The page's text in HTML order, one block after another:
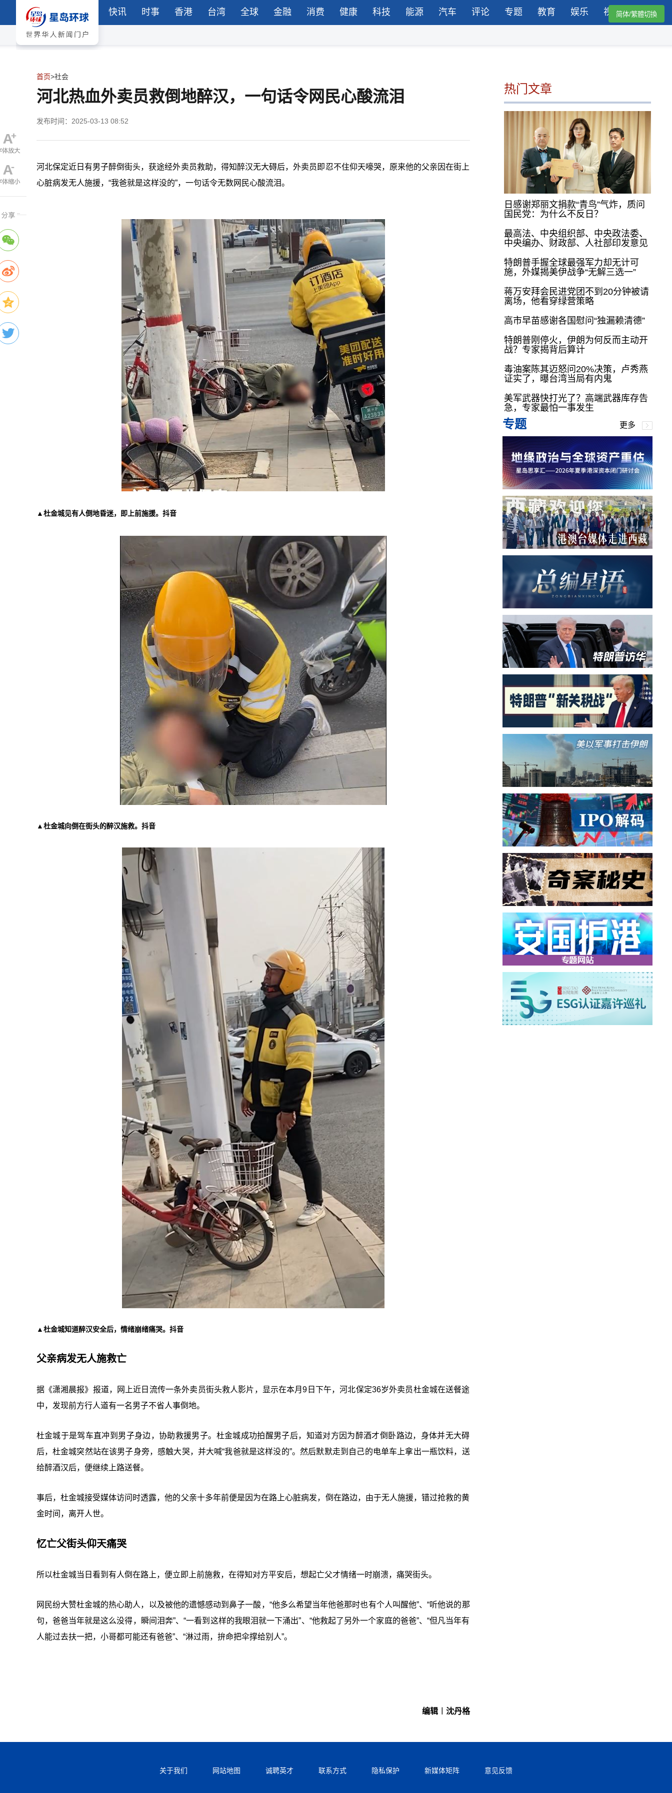
快讯 时事 香港 台湾 全球 金融 消费 健康 科技 能源 汽车 评论 专题 教育 娱乐 视频简体/繁體切換
首页>社会
河北热血外卖员救倒地醉汉，一句话令网民心酸流泪
发布时间：2025-03-13 08:52
河北保定近日有男子醉倒街头，获途经外卖员救助，得知醉汉无大碍后，外卖员即忍不住仰天嚎哭，原来他的父亲因在街上
心脏病发无人施援，“我爸就是这样没的”，一句话令无数网民心酸流泪。
▲杜金城见有人倒地昏迷，即上前施援。抖音
▲杜金城向倒在街头的醉汉施救。抖音
▲杜金城知道醉汉安全后，情绪崩绪痛哭。抖音
父亲病发无人施救亡
据《潇湘晨报》报道，网上近日流传一条外卖员街头救人影片，显示在本月9日下午，河北保定36岁外卖员杜金城在送餐途
中，发现前方行人道有一名男子不省人事倒地。
杜金城于是驾车直冲到男子身边，协助救援男子。杜金城成功拍醒男子后，知道对方因为醉酒才倒卧路边，身体并无大碍
后，杜金城突然站在该男子身旁，感触大哭，并大喊“我爸就是这样没的”。然后默默走到自己的电单车上拿出一瓶饮料，送
给醉酒汉后，便继续上路送餐。
事后，杜金城接受媒体访问时透露，他的父亲十多年前便是因为在路上心脏病发，倒在路边，由于无人施援，错过抢救的黄
金时间，离开人世。
忆亡父街头仰天痛哭
所以杜金城当日看到有人倒在路上，便立即上前施救，在得知对方平安后，想起亡父才情绪一时崩溃，痛哭街头。
网民纷大赞杜金城的热心助人，以及被他的遗憾感动到鼻子一酸，“他多么希望当年他爸那时也有个人叫醒他”、“听他说的那
句，爸爸当年就是这么没得，瞬间泪奔”、“一看到这样的我眼泪就一下涌出”、“他救起了另外一个家庭的爸爸”、“但凡当年有
人能过去扶一把，小哥都可能还有爸爸”、“淋过雨，拚命把伞撑给别人”。
编辑︱沈丹格
热门文章
日感谢郑丽文捐款“青鸟”气炸，质问
国民党：为什么不反日？
最高法、中央组织部、中央政法委、
中央编办、财政部、人社部印发意见
特朗普手握全球最强军力却无计可
施，外媒揭美伊战争“无解三选一”
蒋万安拜会民进党团不到20分钟被请
离场，他看穿绿营策略
高市早苗感谢各国慰问“独漏赖清德”
特朗普刚停火，伊朗为何反而主动开
战？专家揭背后算计
毒油案陈其迈怒问20%决策，卢秀燕
证实了，曝台湾当局有内鬼
美军武器快打光了？高端武器库存告
急，专家最怕一事发生
专题 更多
关于我们 网站地图 诚聘英才 联系方式 隐私保护 新媒体矩阵 意见反馈